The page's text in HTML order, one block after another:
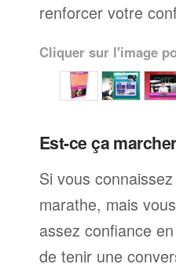
renforcer votre
Cliquer sur l'image
Est-ce ça
Si vous
marathe, mais
assez confiance
de tenir une